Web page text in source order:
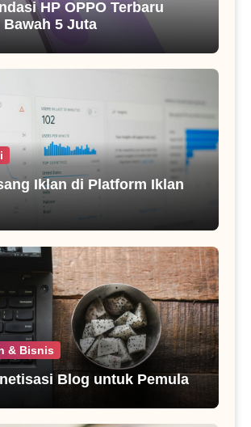
HP OPPO Terbaru
Bawah 5 Juta
Iklan di Platform Iklan
& Bisnis
Blog untuk Pemula